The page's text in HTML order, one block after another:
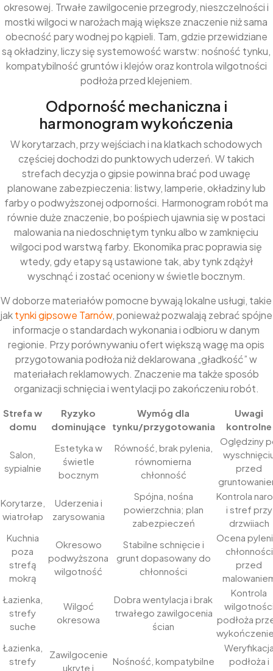
okresowej. Trwałe zawilgocenie przegrody, nieszczelności i
mostki wilgoci w narożach mają większe znaczenie niż sama
obecność pary wodnej po kąpieli. Tam, gdzie przewidziane
są okładziny, liczy się systemowość warstw: nośność tynku,
kompatybilność gruntów i klejów oraz kontrola wilgotności
podłoża przed klejeniem.
Odporność mechaniczna i
harmonogram wykończenia
W korytarzach, przy wejściach i na klatkach schodowych
częściej dochodzi do punktowych uderzeń. W takich
strefach decyzja o gipsie powinna brać pod uwagę
planowane zabezpieczenia: listwy, lamperie, okładziny lub
farby o podwyższonej odporności. Harmonogram robót ma
równie duże znaczenie, bo pośpiech ujawnia się w postaci
malowania na niedoschniętym tynku albo w zamknięciu
wilgoci pod warstwą farby. Ekonomika prac poprawia się
wtedy, gdy etapy są ustawione tak, aby tynk zdążył
wyschnąć i zostać oceniony w świetle bocznym.
W doborze materiałów pomocne bywają lokalne usługi, takie
jaktynki gipsowe Tarnów, ponieważ pozwalają zebrać spójne
informacje o standardach wykonania i odbioru w danym
regionie. Przy porównywaniu ofert większą wagę ma opis
przygotowania podłoża niż deklarowana „gładkość” w
materiałach reklamowych. Znaczenie ma także sposób
organizacji schnięcia i wentylacji po zakończeniu robót.
Strefa w
domu
Ryzyko
dominujące
Wymóg dla
tynku/przygotowania
Uwagi
kontrolne
Salon,
sypialnie
Estetyka w
świetle
bocznym
Równość, brak pylenia,
równomierna
chłonność
Oględziny
przed
Korytarze,
wiatrołap
Uderzenia i
zarysowania
Spójna, nośna
powierzchnia; plan
zabezpieczeń
Kontrola
i stref przy
drzwiiach
Kuchnia
poza
strefą
mokrą
Okresowo
podwyższona
wilgotność
Stabilne schnięcie i
grunt dopasowany do
chłonności
Ocena
chłonności
przed
Łazienka,
strefy
suche
Wilgoć
okresowa
Dobra wentylacja i brak
trwałego zawilgocenia
ścian
Kontrola
podłoża
Łazienka,
strefy
Zawilgocenie
ukryte i
Nośność, kompatybilne
podłoża i